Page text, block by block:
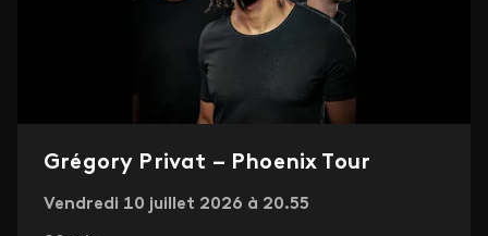
Grégory Privat – Phoenix Tour
Vendredi 10 juillet 2026 à 20.55